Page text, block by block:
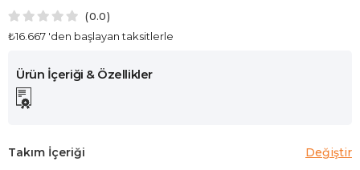
0.0
₺16.667 'den başlayan taksitlerle